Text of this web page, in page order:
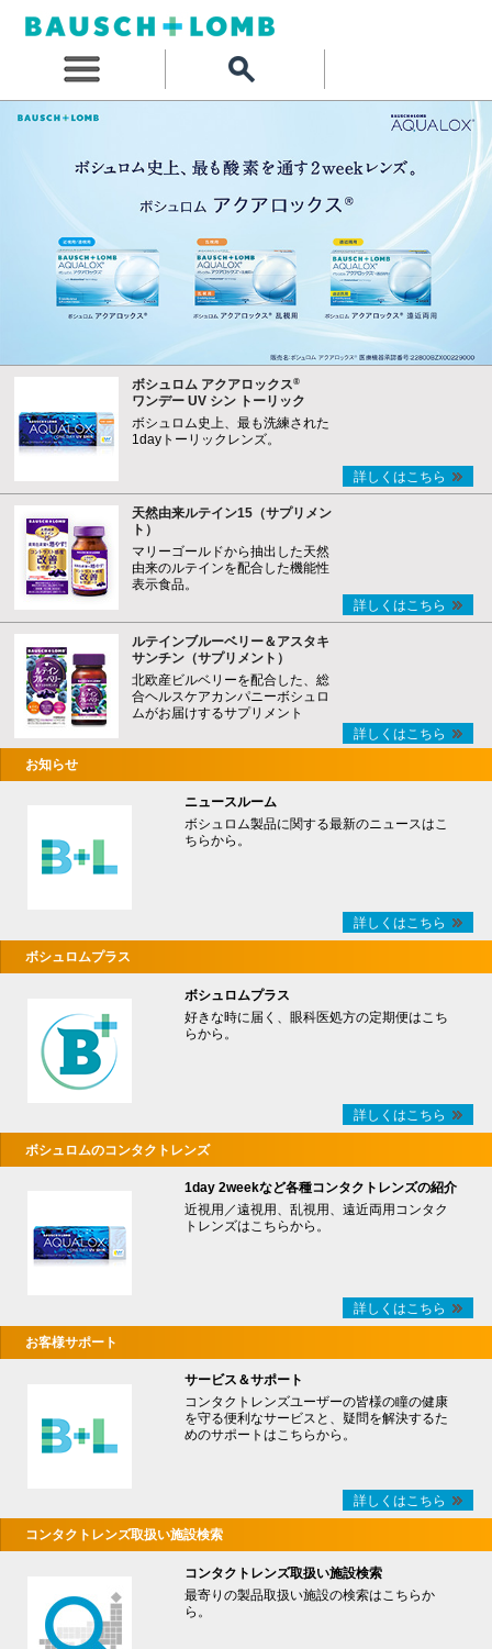
ボシュロム アクアロックス®
ワンデー UV シン トーリック
ボシュロム史上、最も洗練された
1dayトーリックレンズ。
詳しくはこちら
天然由来ルテイン15（サプリメン
ト）
マリーゴールドから抽出した天然
由来のルテインを配合した機能性
表示食品。
詳しくはこちら
ルテインブルーベリー＆アスタキ
サンチン（サプリメント）
北欧産ビルベリーを配合した、総
合ヘルスケアカンパニーボシュロ
ムがお届けするサプリメント
詳しくはこちら
お知らせ
ニュースルーム
ボシュロム製品に関する最新のニュースはこ
ちらから。
詳しくはこちら
ボシュロムプラス
ボシュロムプラス
好きな時に届く、眼科医処方の定期便はこち
らから。
詳しくはこちら
ボシュロムのコンタクトレンズ
1day 2weekなど各種コンタクトレンズの紹介
近視用／遠視用、乱視用、遠近両用コンタク
トレンズはこちらから。
詳しくはこちら
お客様サポート
サービス＆サポート
コンタクトレンズユーザーの皆様の瞳の健康
を守る便利なサービスと、疑問を解決するた
めのサポートはこちらから。
詳しくはこちら
コンタクトレンズ取扱い施設検索
コンタクトレンズ取扱い施設検索
最寄りの製品取扱い施設の検索はこちらか
ら。